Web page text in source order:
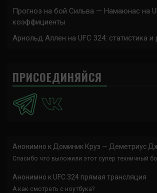
Прогноз на бой Сильва — Намаюнас на
коэффициенты
Арнольд Аллен на UFC 324: статистика и
ПРИСОЕДИНЯЙСЯ
Анонимно к Доминик Круз — Деметриус
Спасибо что выложили этот супер техничный
Анонимно к UFC 324 прямая трансляция
А как смотреть с ноутбука?